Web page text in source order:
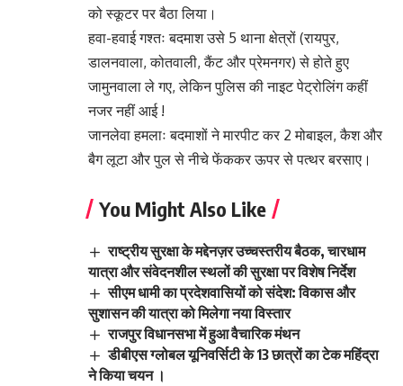
को स्कूटर पर बैठा लिया।
हवा-हवाई गश्तः बदमाश उसे 5 थाना क्षेत्रों (रायपुर,
डालनवाला, कोतवाली, कैंट और प्रेमनगर) से होते हुए
जामुनवाला ले गए, लेकिन पुलिस की नाइट पेट्रोलिंग कहीं
नजर नहीं आई !
जानलेवा हमलाः बदमाशों ने मारपीट कर 2 मोबाइल, कैश और
बैग लूटा और पुल से नीचे फेंककर ऊपर से पत्थर बरसाए।
You Might Also Like
राष्ट्रीय सुरक्षा के मद्देनज़र उच्चस्तरीय बैठक, चारधाम
यात्रा और संवेदनशील स्थलों की सुरक्षा पर विशेष निर्देश
सीएम धामी का प्रदेशवासियों को संदेश: विकास और
सुशासन की यात्रा को मिलेगा नया विस्तार
राजपुर विधानसभा में हुआ वैचारिक मंथन
डीबीएस ग्लोबल यूनिवर्सिटी के 13 छात्रों का टेक महिंद्रा
ने किया चयन ।